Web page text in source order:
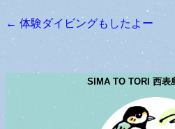
投稿ナビゲーション
← 体験ダイビングもしたよー
SIMA TO TORI 西表